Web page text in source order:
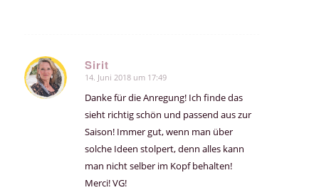
Sirit
sagte:
14. Juni 2018 um 17:49
Danke für die Anregung! Ich finde das
sieht richtig schön und passend aus zur
Saison! Immer gut, wenn man über
solche Ideen stolpert, denn alles kann
man nicht selber im Kopf behalten!
Merci! VG!